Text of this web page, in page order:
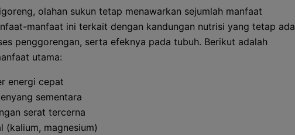
olahan sukun tetap menawarkan sejumlah manfaat
manfaat ini terkait dengan kandungan nutrisi yang tetap ada
penggorengan, serta efeknya pada tubuh. Berikut adalah
utama:
energi cepat
sementara
serat tercerna
(kalium, magnesium)